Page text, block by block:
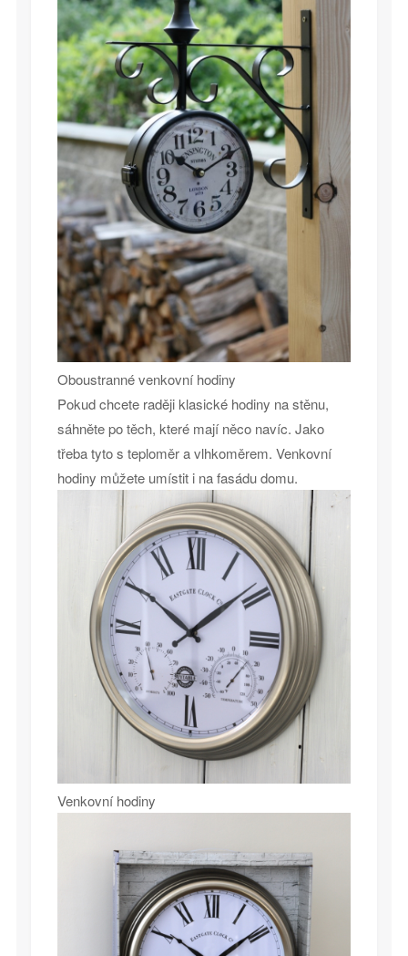
Oboustranné venkovní hodiny
Pokud chcete raději klasické hodiny na stěnu,
sáhněte po těch, které mají něco navíc. Jako
třeba tyto s teploměr a vlhkoměrem. Venkovní
hodiny můžete umístit i na fasádu domu.
Venkovní hodiny